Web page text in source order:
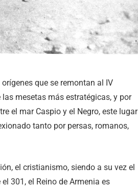
que se remontan al IV
mesetas más estratégicas, y por
el mar Caspio y el Negro, este lugar
tanto por persas, romanos,
el cristianismo, siendo a su vez el
301, el Reino de Armenia es